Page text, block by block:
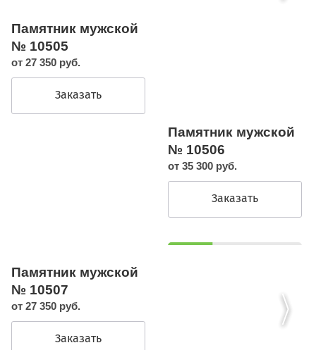
Памятник мужской
№ 10505
от 27 350 руб.
Заказать
Памятник мужской
№ 10506
от 35 300 руб.
Заказать
Памятник мужской
№ 10507
от 27 350 руб.
Заказать